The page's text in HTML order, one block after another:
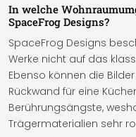
In welche
SpaceFrog Designs?
SpaceFrog Designs
Werke nicht auf das
Ebenso können die
Rückwand für eine
Berührungsängste,
Trägermaterialien sehr